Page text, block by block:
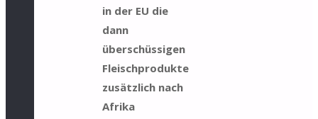
in der EU die
dann
überschüssigen
Fleischprodukte
zusätzlich nach
Afrika